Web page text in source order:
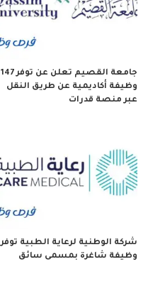
جامعة القصيم تعلن عن توفر 147
وظيفة أكاديمية عن طريق النقل
عبر منصة قدرات
شركة الوطنية لرعاية الطبية توفر
وظيفة شاغرة بمسمى سائق